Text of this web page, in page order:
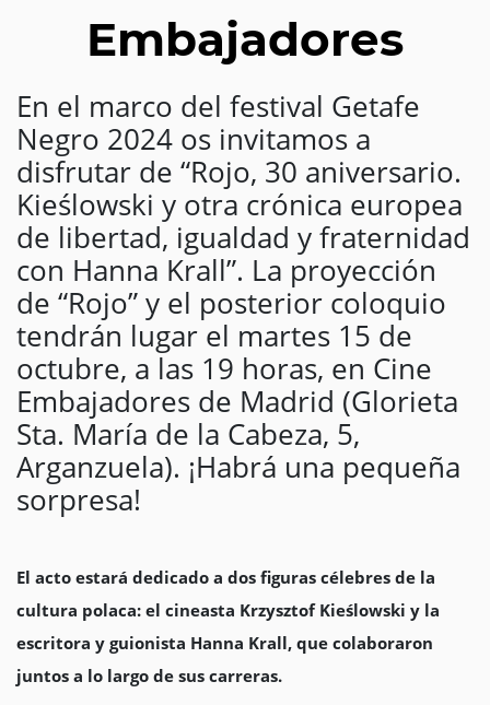
Embajadores
En el marco del festival Getafe
Negro 2024 os invitamos a
disfrutar de “Rojo, 30 aniversario.
Kieślowski y otra crónica europea
de libertad, igualdad y fraternidad
con Hanna Krall”. La proyección
de “Rojo” y el posterior coloquio
tendrán lugar el martes 15 de
octubre, a las 19 horas, en Cine
Embajadores de Madrid (Glorieta
Sta. María de la Cabeza, 5,
Arganzuela). ¡Habrá una pequeña
sorpresa!
El acto estará dedicado a dos figuras célebres de la
cultura polaca: el cineasta Krzysztof Kieślowski y la
escritora y guionista Hanna Krall, que colaboraron
juntos a lo largo de sus carreras.